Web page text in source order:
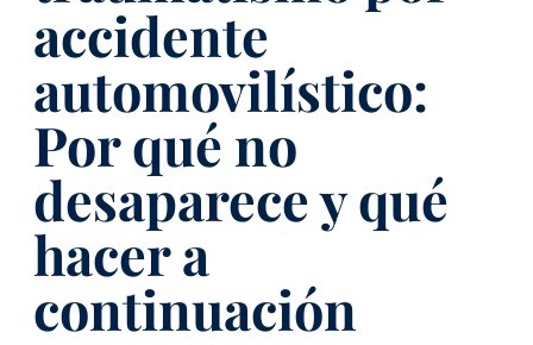
accidente
automovilístico:
Por qué no
desaparece y qué
hacer a
continuación